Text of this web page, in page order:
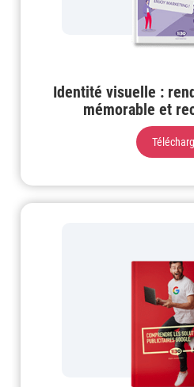
Identité visuelle :
mémorable et